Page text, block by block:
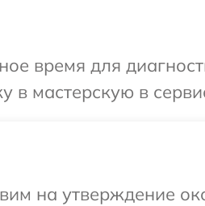
время для
в мастерскую в
на утверждение